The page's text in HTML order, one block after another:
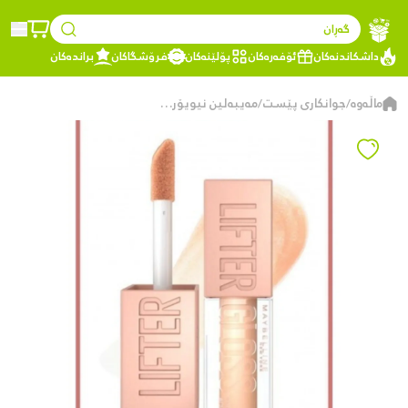
گەڕان
داشکاندنەکان
ئۆفەرەکان پۆلێنەکان فرۆشگاکان براندەکان
ماڵەوە/جوانکاری پێست/ مەیبەلین نیویۆرک Lifter Gloss گڵۆسی لێوی - 5.4 مل - 020 Sun